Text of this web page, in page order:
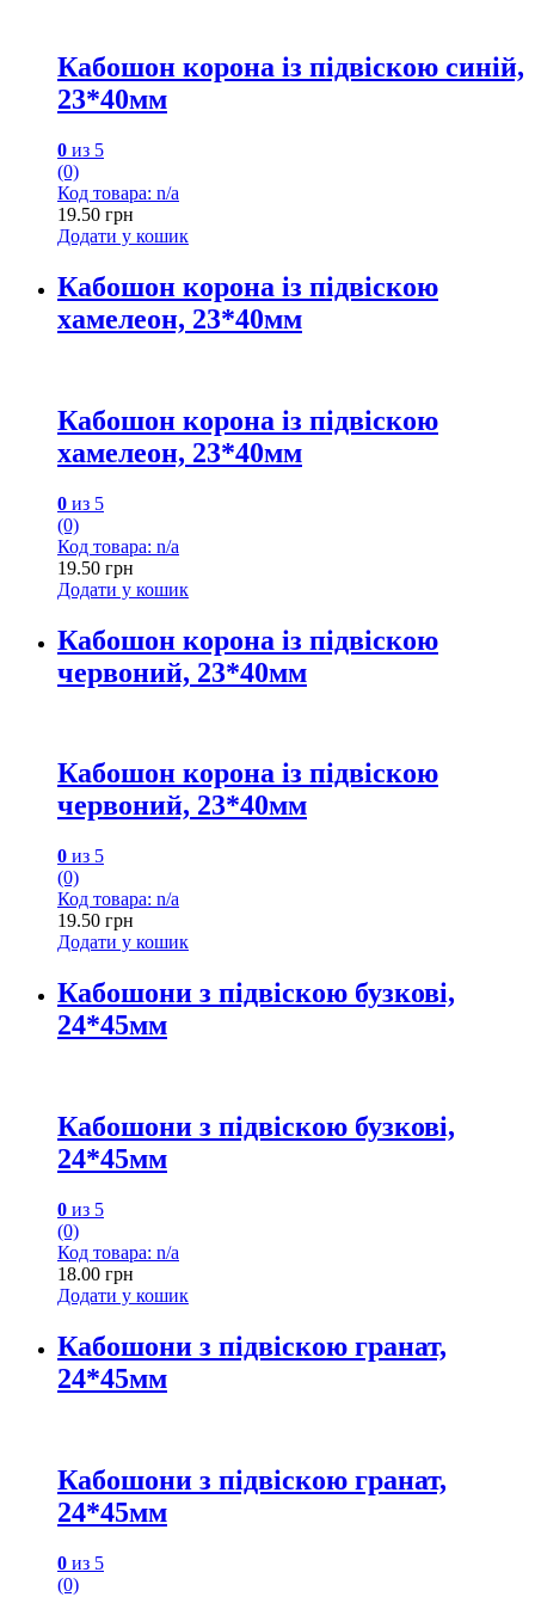
Кабошон корона із підвіскою синій,
23*40мм
0 из 5
(0)
Код товара: n/a
19.50 грн
Додати у кошик
Кабошон корона із підвіскою
хамелеон, 23*40мм
Кабошон корона із підвіскою
хамелеон, 23*40мм
0 из 5
(0)
Код товара: n/a
19.50 грн
Додати у кошик
Кабошон корона із підвіскою
червоний, 23*40мм
Кабошон корона із підвіскою
червоний, 23*40мм
0 из 5
(0)
Код товара: n/a
19.50 грн
Додати у кошик
Кабошони з підвіскою бузкові,
24*45мм
Кабошони з підвіскою бузкові,
24*45мм
0 из 5
(0)
Код товара: n/a
18.00 грн
Додати у кошик
Кабошони з підвіскою гранат,
24*45мм
Кабошони з підвіскою гранат,
24*45мм
0 из 5
(0)